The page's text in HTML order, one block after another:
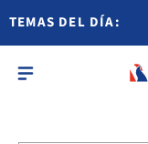
TEMAS DEL DÍA: